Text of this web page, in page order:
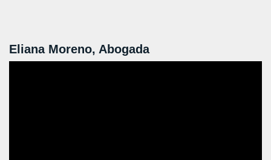
Eliana Moreno, Abogada